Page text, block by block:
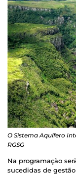
O Sistema Aquífero
RGSG
Na programação
sucedidas de